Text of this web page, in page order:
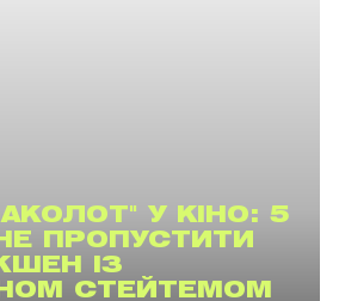
У КІНО: 5
ПРОПУСТИТИ
ІЗ
СТЕЙТЕМОМ